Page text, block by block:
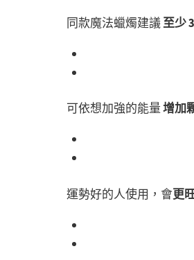
同款魔法蠟燭建議至少
可依想加強的能量增加
運勢好的人使用，會更